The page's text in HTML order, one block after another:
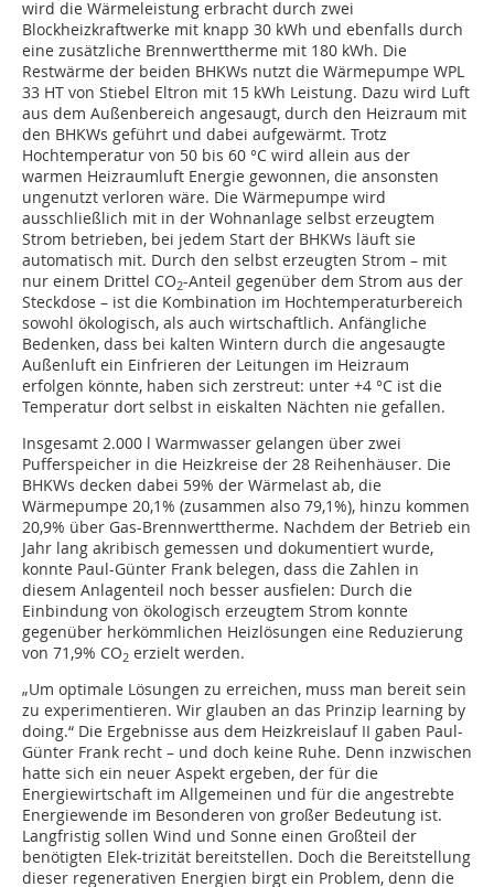
wird die Wärmeleistung erbracht durch zwei
Blockheizkraftwerke mit knapp 30 kWh und ebenfalls durch
eine zusätzliche Brennwerttherme mit 180 kWh. Die
Restwärme der beiden BHKWs nutzt die Wärmepumpe WPL
33 HT von Stiebel Eltron mit 15 kWh Leistung. Dazu wird Luft
aus dem Außenbereich angesaugt, durch den Heizraum mit
den BHKWs geführt und dabei aufgewärmt. Trotz
Hochtemperatur von 50 bis 60 °C wird allein aus der
warmen Heizraumluft Energie gewonnen, die ansonsten
ungenutzt verloren wäre. Die Wärmepumpe wird
ausschließlich mit in der Wohnanlage selbst erzeugtem
Strom betrieben, bei jedem Start der BHKWs läuft sie
automatisch mit. Durch den selbst erzeugten Strom – mit
nur einem Drittel CO2-Anteil gegenüber dem Strom aus der
Steckdose – ist die Kombination im Hochtemperaturbereich
sowohl ökologisch, als auch wirtschaftlich. Anfängliche
Bedenken, dass bei kalten Wintern durch die angesaugte
Außenluft ein Einfrieren der Leitungen im Heizraum
erfolgen könnte, haben sich zerstreut: unter +4 °C ist die
Temperatur dort selbst in eiskalten Nächten nie gefallen.
Insgesamt 2.000 l Warmwasser gelangen über zwei
Pufferspeicher in die Heizkreise der 28 Reihenhäuser. Die
BHKWs decken dabei 59% der Wärmelast ab, die
Wärmepumpe 20,1% (zusammen also 79,1%), hinzu kommen
20,9% über Gas-Brennwerttherme. Nachdem der Betrieb ein
Jahr lang akribisch gemessen und dokumentiert wurde,
konnte Paul-Günter Frank belegen, dass die Zahlen in
diesem Anlagenteil noch besser ausfielen: Durch die
Einbindung von ökologisch erzeugtem Strom konnte
gegenüber herkömmlichen Heizlösungen eine Reduzierung
von 71,9% CO2 erzielt werden.
„Um optimale Lösungen zu erreichen, muss man bereit sein
zu experimentieren. Wir glauben an das Prinzip learning by
doing.“ Die Ergebnisse aus dem Heizkreislauf II gaben Paul-
Günter Frank recht – und doch keine Ruhe. Denn inzwischen
hatte sich ein neuer Aspekt ergeben, der für die
Energiewirtschaft im Allgemeinen und für die angestrebte
Energiewende im Besonderen von großer Bedeutung ist.
Langfristig sollen Wind und Sonne einen Großteil der
benötigten Elek-trizität bereitstellen. Doch die Bereitstellung
dieser regenerativen Energien birgt ein Problem, denn die